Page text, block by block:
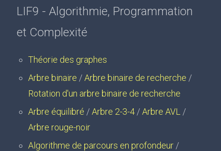
LIF9 - Algorithmie, Programmation
et Complexité
Théorie des graphes
Arbre binaire /Arbre binaire de recherche /
Rotation d'un arbre binaire de recherche
Arbre équilibré /Arbre 2-3-4/Arbre AVL /
Arbre rouge-noir
Algorithme de parcours en profondeur/